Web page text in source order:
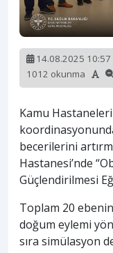
14.08.2025 10:57
1012 okunma
Kamu
becerilerini
Hastanesi’nde
Güçlendirilmesi
Toplam 20
doğum eylemi
sıra simülasyon